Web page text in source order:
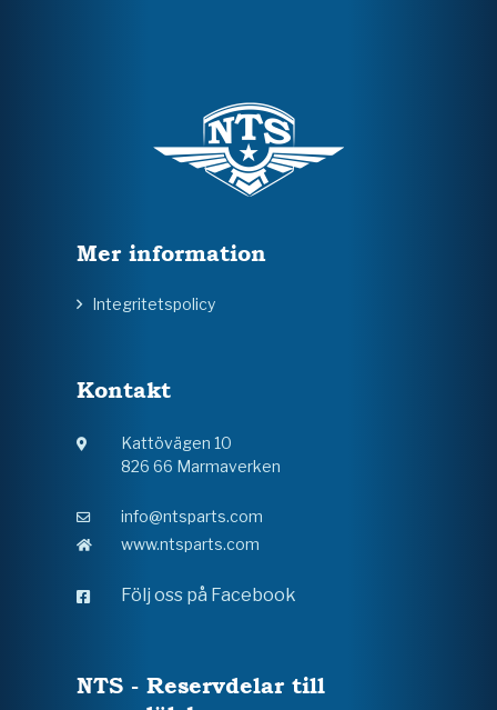
Mer information
Integritetspolicy
Kontakt
Kattövägen 10
826 66 Marmaverken
info@ntsparts.com
www.ntsparts.com
Följ oss på Facebook
NTS - Reservdelar till